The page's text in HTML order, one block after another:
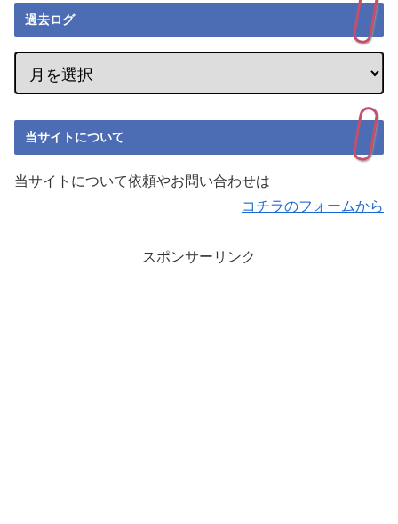
過去ログ
当サイトについて
当サイトについて依頼やお問い合わせは
コチラのフォームから
スポンサーリンク